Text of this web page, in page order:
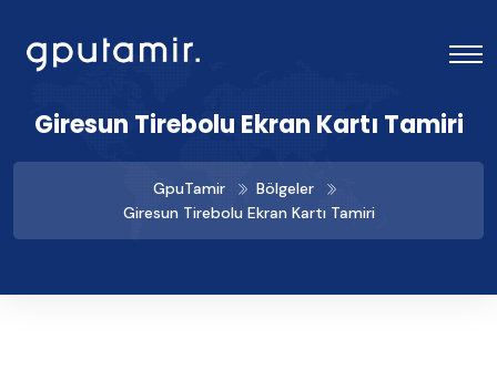
Giresun Tirebolu Ekran Kartı Tamiri
GpuTamir
Bölgeler
Giresun Tirebolu Ekran Kartı Tamiri